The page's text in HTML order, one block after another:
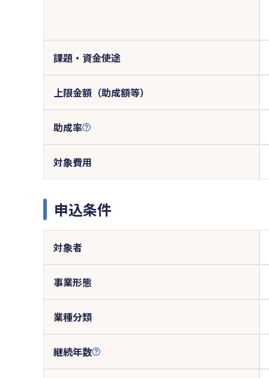
課題・資金使途
上限金額（助成額等）
助成率
対象費用
申込条件
対象者
事業形態
業種分類
継続年数